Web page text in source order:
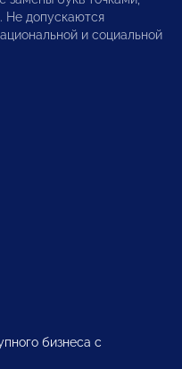
допускаются
и социальной
бизнеса с